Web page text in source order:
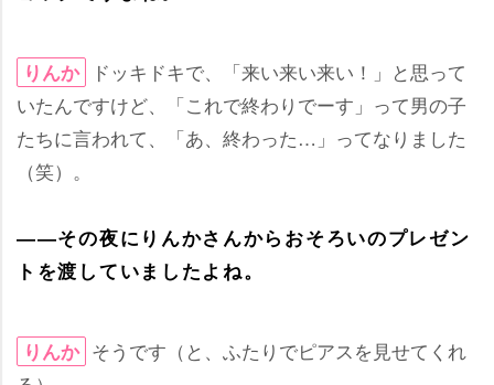
りんか
ドッキドキで、「来い来い来い！」と思って
いたんですけど、「これで終わりでーす」って男の子
たちに言われて、「あ、終わった…」ってなりました
（笑）。
――その夜にりんかさんからおそろいのプレゼン
トを渡していましたよね。
りんか そうです（と、ふたりでピアスを見せてくれ